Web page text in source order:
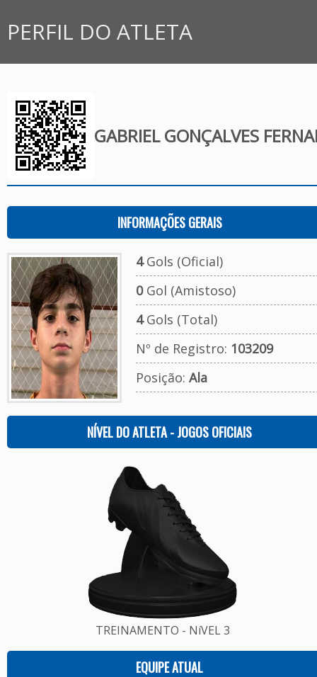
PERFIL DO ATLETA
GABRIEL GONÇALVES
INFORMAÇÕES GERAIS
4Gols (Oficial)
0Gol (Amistoso)
4Gols (Total)
Nº de Registro: 103209
Posição: Ala
NÍVEL DO ATLETA - JOGOS OFICIAIS
TREINAMENTO - NíVEL 3
EQUIPE ATUAL